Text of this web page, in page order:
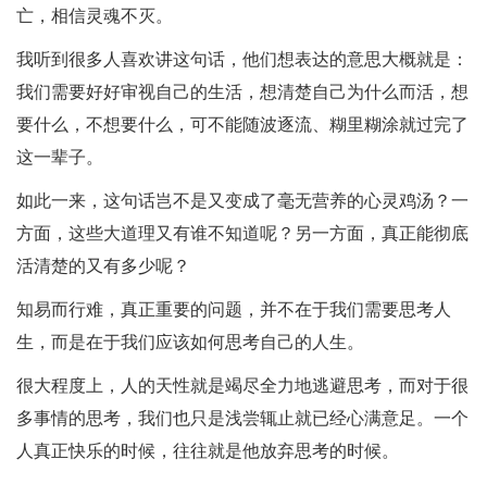
亡，相信灵魂不灭。
我听到很多人喜欢讲这句话，他们想表达的意思大概就是：
我们需要好好审视自己的生活，想清楚自己为什么而活，想
要什么，不想要什么，可不能随波逐流、糊里糊涂就过完了
这一辈子。
如此一来，这句话岂不是又变成了毫无营养的心灵鸡汤？一
方面，这些大道理又有谁不知道呢？另一方面，真正能彻底
活清楚的又有多少呢？
知易而行难，真正重要的问题，并不在于我们需要思考人
生，而是在于我们应该如何思考自己的人生。
很大程度上，人的天性就是竭尽全力地逃避思考，而对于很
多事情的思考，我们也只是浅尝辄止就已经心满意足。一个
人真正快乐的时候，往往就是他放弃思考的时候。